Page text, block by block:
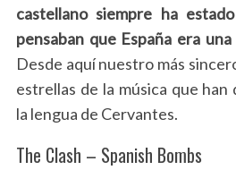
castellano siempre ha
pensaban que España era
Desde aquí nuestro más
estrellas de la música que
la lengua de Cervantes.
The Clash – Spanish Bombs